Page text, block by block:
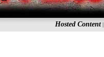
Hosted Content|